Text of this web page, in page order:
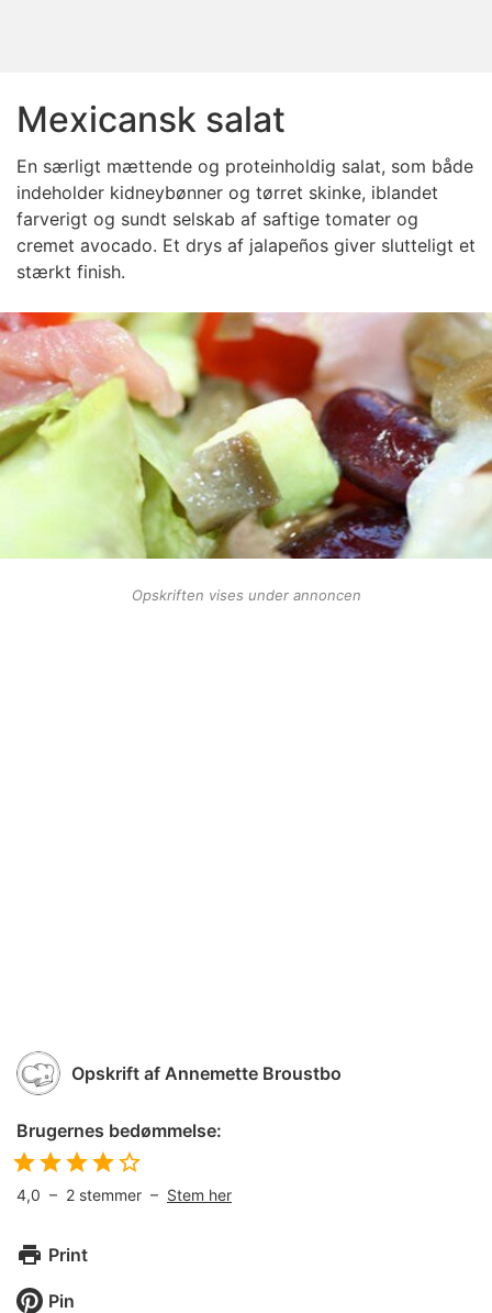
Mexicansk salat
En særligt mættende og proteinholdig salat, som både
indeholder kidneybønner og tørret skinke, iblandet
farverigt og sundt selskab af saftige tomater og
cremet avocado. Et drys af jalapeños giver slutteligt et
stærkt finish.
Opskriften vises under annoncen
Opskrift af Annemette Broustbo
Brugernes bedømmelse:
4,0 – 2 stemmer – Stem her
Print
Pin